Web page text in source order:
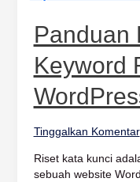
Panduan
Keyword
Tinggalkan Komentar
Riset kata kunci
sebuah website
Keyword
Research
WordPress
untuk
SEO